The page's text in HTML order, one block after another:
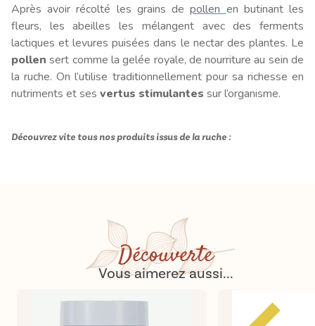
Après avoir récolté les grains depollen en butinant les
fleurs, les abeilles les mélangent avec des ferments
lactiques et levures puisées dans le nectar des plantes. Le
pollensert comme la gelée royale, de nourriture au sein de
la ruche. On l’utilise traditionnellement pour sa richesse en
nutriments et ses vertus stimulantes sur l’organisme.
Découvrez vite tous nos produits issus de la ruche :
Découverte
Vous aimerez aussi...